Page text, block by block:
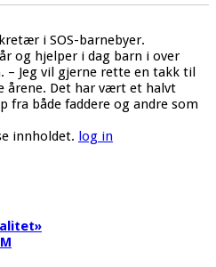
i SOS-barnebyer.
og hjelper i dag barn i over
– Jeg vil gjerne rette en takk til
årene. Det har vært et halvt
fra både faddere og andre som
innholdet. log in